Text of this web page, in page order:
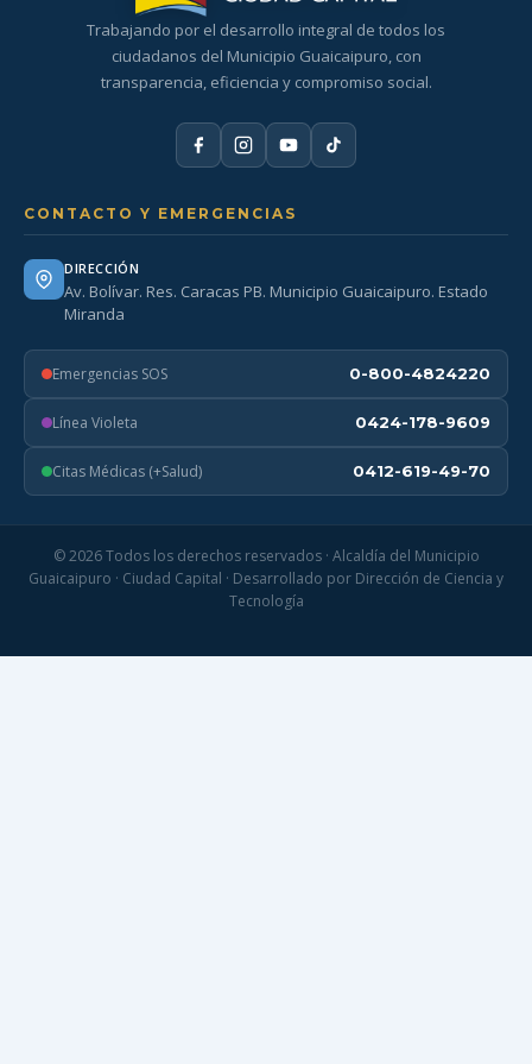
Trabajando por el desarrollo integral de todos los
ciudadanos del Municipio Guaicaipuro, con
transparencia, eficiencia y compromiso social.
CONTACTO Y EMERGENCIAS
DIRECCIÓN
Av. Bolívar. Res. Caracas PB. Municipio Guaicaipuro. Estado
Miranda
Emergencias SOS 0-800-4824220
Línea Violeta 0424-178-9609
Citas Médicas (+Salud) 0412-619-49-70
© 2026 Todos los derechos reservados · Alcaldía del Municipio
Guaicaipuro · Ciudad Capital · Desarrollado por Dirección de Ciencia y
Tecnología